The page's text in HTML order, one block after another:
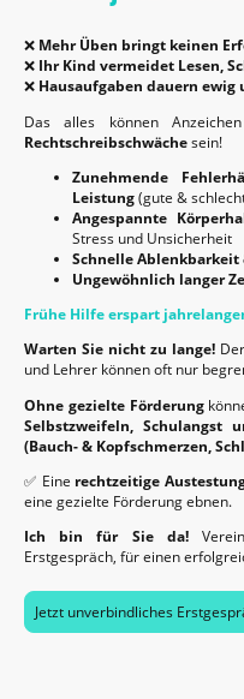
❌ Mehr Üben bringt keinen
❌ Ihr Kind vermeidet Lesen,
❌ Hausaufgaben dauern ewig
Das alles können
Rechtschreibschwächesein!
Zunehmende
Leistung(gute &
Angespannte
Stress und Unsicherheit
Schnelle Ablenkbarkeit
Ungewöhnlich langer
Frühe Hilfe erspart
Warten Sie nicht zu lange!
und Lehrer können oft nur
Ohne gezielte Förderung
Selbstzweifeln, Schulangst
(Bauch- & Kopfschmerzen,
✅ Eine rechtzeitige
eine gezielte Förderung ebnen.
Ich bin für Sie da!
Erstgespräch, für einen
Jetzt unverbindliches